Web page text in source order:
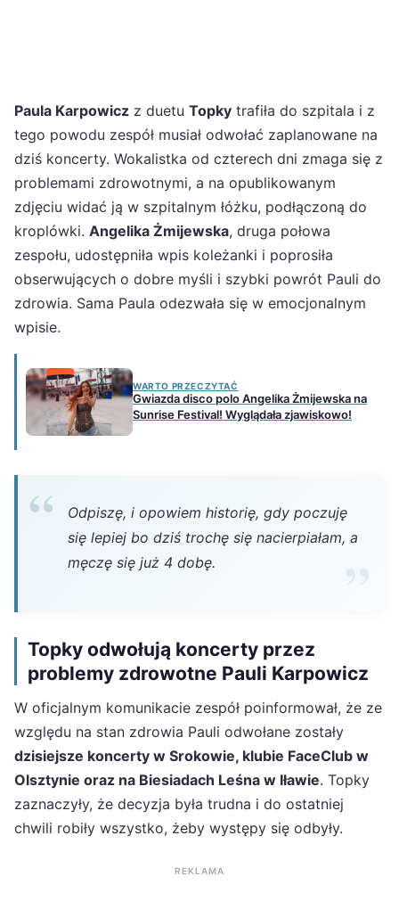
Paula Karpowicz z duetu Topky trafiła do szpitala i z
tego powodu zespół musiał odwołać zaplanowane na
dziś koncerty. Wokalistka od czterech dni zmaga się z
problemami zdrowotnymi, a na opublikowanym
zdjęciu widać ją w szpitalnym łóżku, podłączoną do
kroplówki. Angelika Żmijewska, druga połowa
zespołu, udostępniła wpis koleżanki i poprosiła
obserwujących o dobre myśli i szybki powrót Pauli do
zdrowia. Sama Paula odezwała się w emocjonalnym
wpisie.
WARTO PRZECZYTAĆ
Gwiazda disco polo Angelika Żmijewska na
Sunrise Festival! Wyglądała zjawiskowo!
Odpiszę, i opowiem historię, gdy poczuję
się lepiej bo dziś trochę się nacierpiałam, a
męczę się już 4 dobę.
Topky odwołują koncerty przez
problemy zdrowotne Pauli Karpowicz
W oficjalnym komunikacie zespół poinformował, że ze
względu na stan zdrowia Pauli odwołane zostały
dzisiejsze koncerty w Srokowie, klubie FaceClub w
Olsztynie oraz na Biesiadach Leśna w Iławie. Topky
zaznaczyły, że decyzja była trudna i do ostatniej
chwili robiły wszystko, żeby występy się odbyły.
REKLAMA